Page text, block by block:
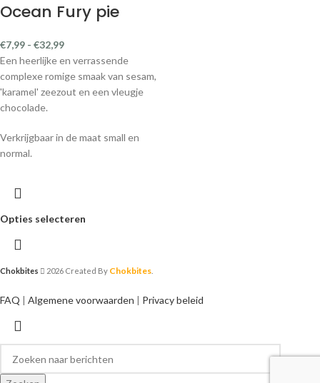
Ocean Fury pie
€7,99 - €32,99
Een heerlijke en verrassende
complexe romige smaak van sesam,
'karamel' zeezout en een vleugje
chocolade.
Verkrijgbaar in de maat small en
normal.
Opties selecteren
Chokbites 2026 Created By Chokbites
FAQ | Algemene voorwaarden | Privacy beleid